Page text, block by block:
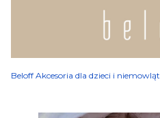
Beloff Akcesoria dla dzieci i niemowląt